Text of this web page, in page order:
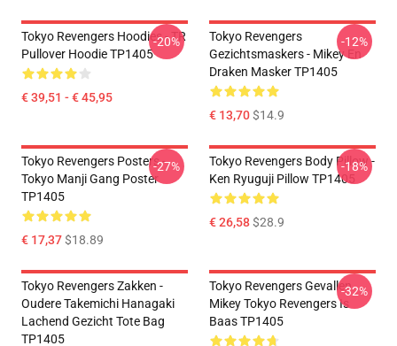
Tokyo Revengers Hoodies - TR
Pullover Hoodie TP1405
€ 39,51 - € 45,95
-20%
Tokyo Revengers
Gezichtsmaskers - Mikey En
Draken Masker TP1405
€ 13,70$14.9
-12%
Tokyo Revengers Posters -
Tokyo Manji Gang Poster
TP1405
€ 17,37$18.89
-27%
Tokyo Revengers Body Pillow -
Ken Ryuguji Pillow TP1405
€ 26,58$28.9
-18%
Tokyo Revengers Zakken -
Oudere Takemichi Hanagaki
Lachend Gezicht Tote Bag
TP1405
Tokyo Revengers Gevallen
Mikey Tokyo Revengers Is
Baas TP1405
-32%